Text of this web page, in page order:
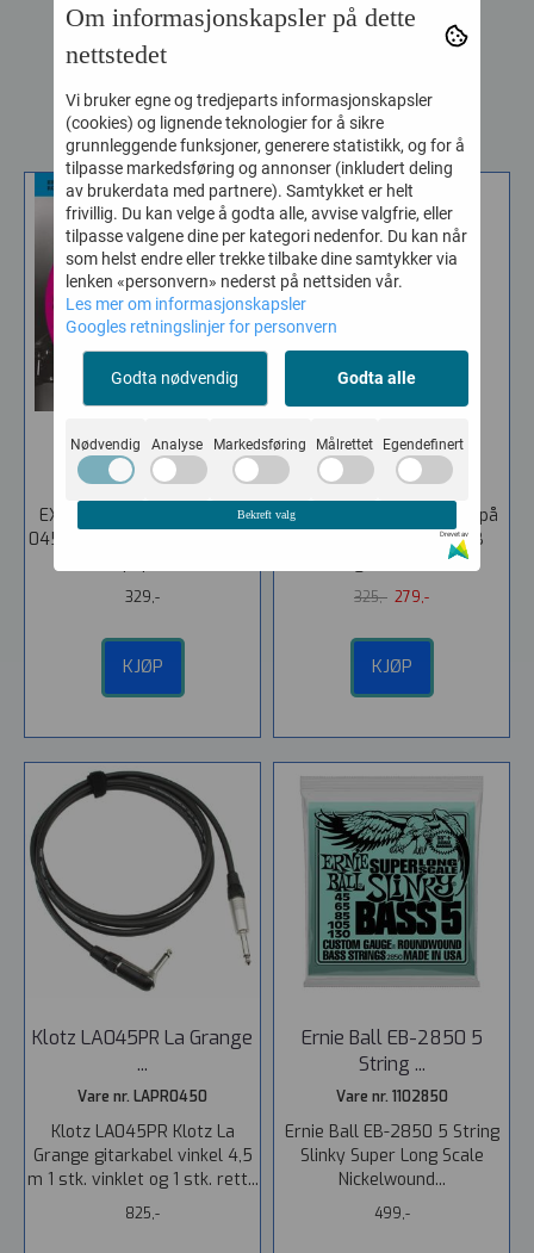
Kjøp Kjøp
RELATERTE PRODUKTER
Daddario EXL170 S ...
Vare nr. 370412807050
EXL170S Light/Short Scale,
045 065 080 100. D'Addarios
329,-
KJØP
-14%
Hercules GS402B ...
Vare nr. 4075042
Tilbud gjelder kun antall på
lager. Hercules GS402B
325,- 279,-
KJØP
Klotz LA045PR La Grange
...
Vare nr. LAPR0450
Klotz LA045PR Klotz La
Grange gitarkabel vinkel 4,5
m 1 stk. vinklet og 1 stk. rett...
825,-
Ernie Ball EB-2850 5
String ...
Vare nr. 1102850
Ernie Ball EB-2850 5 String
Slinky Super Long Scale
Nickelwound...
499,-
Om informasjonskapsler på dette
nettstedet
Vi bruker egne og tredjeparts informasjonskapsler
(cookies) og lignende teknologier for å sikre
grunnleggende funksjoner, generere statistikk, og for å
tilpasse markedsføring og annonser (inkludert deling
av brukerdata med partnere). Samtykket er helt
frivillig. Du kan velge å godta alle, avvise valgfrie, eller
tilpasse valgene dine per kategori nedenfor. Du kan når
som helst endre eller trekke tilbake dine samtykker via
lenken «personvern» nederst på nettsiden vår.
Les mer om informasjonskapsler
Googles retningslinjer for personvern
Godta nødvendig Godta alle
Nødvendig Analyse Markedsføring Målrettet Egendefinert
Bekreft valg
Drevet av